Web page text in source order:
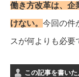
働き方改革は、企
けない。 今回の件
スが何よりも必要
この記事を書いた